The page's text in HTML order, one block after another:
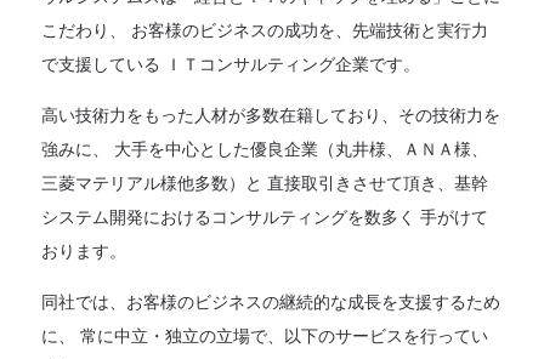
こだわり、 お客様のビジネスの成功を、先端技術と実行力
で支援している ＩＴコンサルティング企業です。
高い技術力をもった人材が多数在籍しており、その技術力を
強みに、 大手を中心とした優良企業（丸井様、ＡＮＡ様、
三菱マテリアル様他多数）と 直接取引きさせて頂き、基幹
システム開発におけるコンサルティングを数多く 手がけて
おります。
同社では、お客様のビジネスの継続的な成長を支援するため
に、 常に中立・独立の立場で、以下のサービスを行ってい